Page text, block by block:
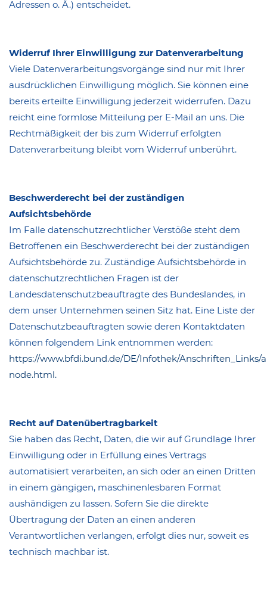
Adressen o. Ä.) entscheidet.
Widerruf Ihrer Einwilligung zur Datenverarbeitung
Viele Datenverarbeitungsvorgänge sind nur mit Ihrer
ausdrücklichen Einwilligung möglich. Sie können eine
bereits erteilte Einwilligung jederzeit widerrufen. Dazu
reicht eine formlose Mitteilung per E-Mail an uns. Die
Rechtmäßigkeit der bis zum Widerruf erfolgten
Datenverarbeitung bleibt vom Widerruf unberührt.
Beschwerderecht bei der zuständigen
Aufsichtsbehörde
Im Falle datenschutzrechtlicher Verstöße steht dem
Betroffenen ein Beschwerderecht bei der zuständigen
Aufsichtsbehörde zu. Zuständige Aufsichtsbehörde in
datenschutzrechtlichen Fragen ist der
Landesdatenschutzbeauftragte des Bundeslandes, in
dem unser Unternehmen seinen Sitz hat. Eine Liste der
Datenschutzbeauftragten sowie deren Kontaktdaten
können folgendem Link entnommen werden:
https://www.bfdi.bund.de/DE/Infothek/Anschriften_Links/
node.html.
Recht auf Datenübertragbarkeit
Sie haben das Recht, Daten, die wir auf Grundlage Ihrer
Einwilligung oder in Erfüllung eines Vertrags
automatisiert verarbeiten, an sich oder an einen Dritten
in einem gängigen, maschinenlesbaren Format
aushändigen zu lassen. Sofern Sie die direkte
Übertragung der Daten an einen anderen
Verantwortlichen verlangen, erfolgt dies nur, soweit es
technisch machbar ist.